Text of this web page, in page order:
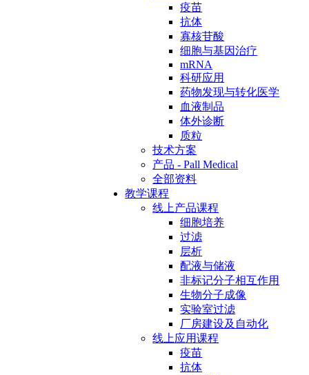
疫苗
抗体
寡核苷酸
细胞与基因治疗
mRNA
科研应用
药物发现与转化医学
血液制品
体外诊断
质粒
技术方案
产品 - Pall Medical
全部资料
教学课程
线上产品课程
细胞培养
过滤
层析
配液与储液
非标记分子相互作用
生物分子成像
实验室过滤
厂房建设及自动化
线上应用课程
疫苗
抗体